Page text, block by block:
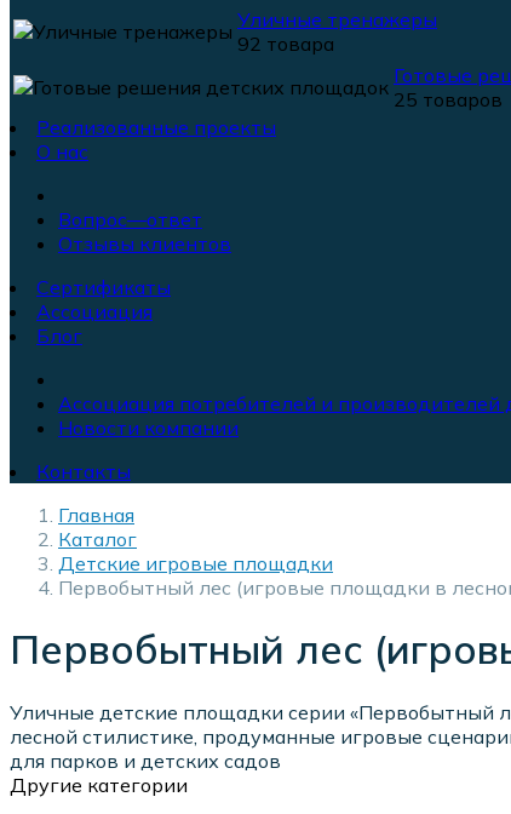
Уличные тренажеры
92 товара
Готовые
25 товаров
Реализованные проекты
О нас
Вопрос—ответ
Отзывы клиентов
Сертификаты
Ассоциация
Блог
Ассоциация потребителей и производителей
Новости компании
Контакты
Главная
Каталог
Детские игровые площадки
Первобытный лес (игровые площадки в
Первобытный лес
Уличные детские площадки серии «Первобытный
лесной стилистике, продуманные игровые
для парков и детских садов
Другие категории